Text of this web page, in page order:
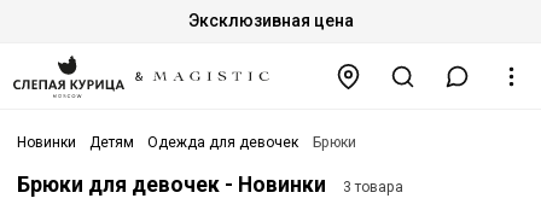
Эксклюзивная цена
Новинки Детям Одежда для девочек Брюки
Брюки для девочек - Новинки 3 товара